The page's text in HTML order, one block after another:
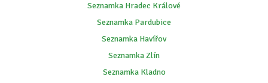
Seznamka Hradec Králové
Seznamka Pardubice
Seznamka Havířov
Seznamka Zlín
Seznamka Kladno